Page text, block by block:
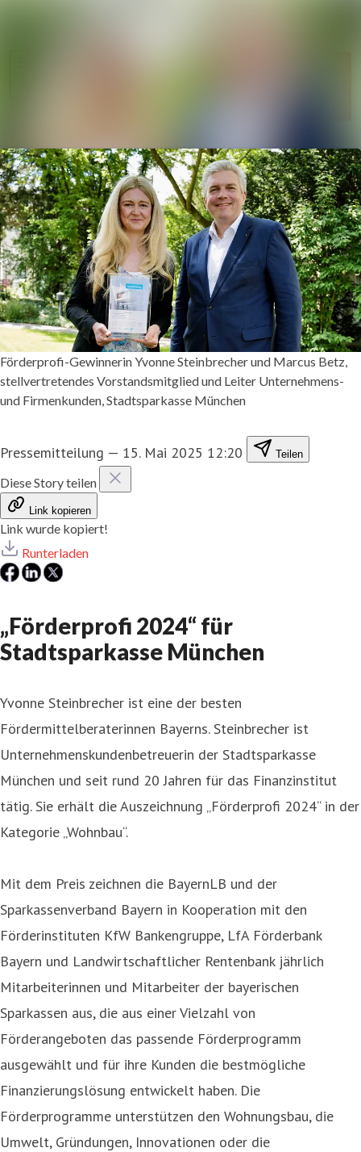
Förderprofi-Gewinnerin Yvonne Steinbrecher und Marcus Betz,
stellvertretendes Vorstandsmitglied und Leiter Unternehmens-
und Firmenkunden, Stadtsparkasse München
Pressemitteilung — 15. Mai 2025 12:20 Teilen
Diese Story teilen
Link kopieren
Link wurde kopiert!
Runterladen
„Förderprofi 2024“ für
Stadtsparkasse München
Yvonne Steinbrecher ist eine der besten
Fördermittelberaterinnen Bayerns. Steinbrecher ist
Unternehmenskundenbetreuerin der Stadtsparkasse
München und seit rund 20 Jahren für das Finanzinstitut
tätig. Sie erhält die Auszeichnung „Förderprofi 2024“ in der
Kategorie „Wohnbau“.
Mit dem Preis zeichnen die BayernLB und der
Sparkassenverband Bayern in Kooperation mit den
Förderinstituten KfW Bankengruppe, LfA Förderbank
Bayern und Landwirtschaftlicher Rentenbank jährlich
Mitarbeiterinnen und Mitarbeiter der bayerischen
Sparkassen aus, die aus einer Vielzahl von
Förderangeboten das passende Förderprogramm
ausgewählt und für ihre Kunden die bestmögliche
Finanzierungslösung entwickelt haben. Die
Förderprogramme unterstützen den Wohnungsbau, die
Umwelt, Gründungen, Innovationen oder die